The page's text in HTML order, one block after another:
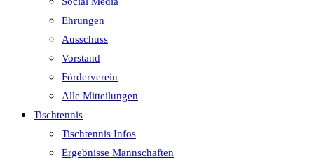
Ehrungen
Ausschuss
Vorstand
Förderverein
Alle Mitteilungen
Tischtennis
Tischtennis Infos
Ergebnisse Mannschaften